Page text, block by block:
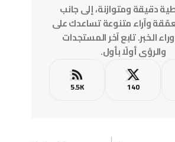
دقيقة ومتوازنة، إلى جانب
وآراء متنوعة تساعدك على
الخبر. تابع آخر المستجدات
والرؤى أولًا بأول.
140
5.5K